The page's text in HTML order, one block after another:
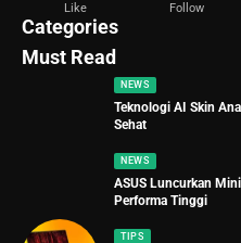
Like Follow
Categories
2029 Articles
Must Read
NEWS
Teknologi AI Skin
Sehat
NEWS
ASUS Luncurkan
Performa Tinggi
TIPS